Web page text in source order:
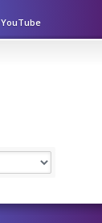
YouTube